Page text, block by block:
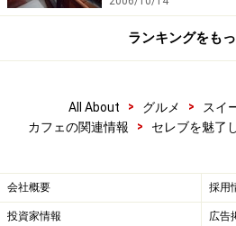
ランキングをも
All About > グルメ > スイ
カフェの関連情報
> セレブを魅了
会社概要 採用
投資家情報 広告